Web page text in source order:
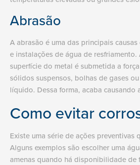
Abrasão
A abrasão é uma das principais
e instalações de água de
superfície do metal é submetida a
sólidos suspensos, bolhas de gases
líquido. Dessa forma, acaba causando
Como evitar
Existe uma série de ações preventivas
Alguns exemplos são escolher uma
amenas quando há disponibilidade de